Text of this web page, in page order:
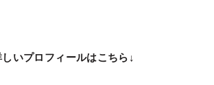
しいプロフィールはこちら↓